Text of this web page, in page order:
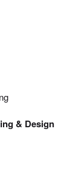
& Design